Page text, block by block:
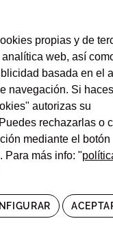
CONTACTO
Contacto
Política de
Política de cookies
de uso y
Todos los
propias y de
web, así
basada en el
navegación. Si
autorizas su
rechazarlas o
mediante el botón
Para más info: "